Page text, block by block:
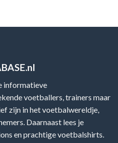
informatieve
voetballers, trainers maar
zijn in het voetbalwereldje,
Daarnaast lees je
en prachtige voetbalshirts.